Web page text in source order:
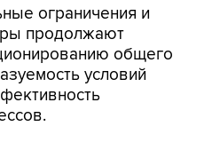
ограничения и
продолжают
общего
условий